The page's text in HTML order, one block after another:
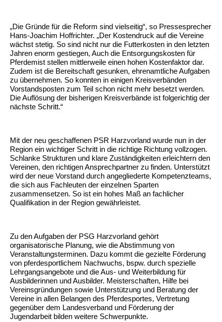
„Die Gründe für die Reform sind vielseitig“, so Pressesprecher
Hans-Joachim Hoffrichter. „Der Kostendruck auf die Vereine
wächst stetig. So sind nicht nur die Futterkosten in den letzten
Jahren enorm gestiegen, Auch die Entsorgungskosten für
Pferdemist stellen mittlerweile einen hohen Kostenfaktor dar.
Zudem ist die Bereitschaft gesunken, ehrenamtliche Aufgaben
zu übernehmen. So konnten in einigen Kreisverbänden
Vorstandsposten zum Teil schon nicht mehr besetzt werden.
Die Auflösung der bisherigen Kreisverbände ist folgerichtig der
nächste Schritt.“
Mit der neu geschaffenen PSR Harzvorland wurde nun in der
Region ein wichtiger Schritt in die richtige Richtung vollzogen.
Schlanke Strukturen und klare Zuständigkeiten erleichtern den
Vereinen, den richtigen Ansprechpartner zu finden. Unterstützt
wird der neue Vorstand durch angegliederte Kompetenzteams,
die sich aus Fachleuten der einzelnen Sparten
zusammensetzen. So ist ein hohes Maß an fachlicher
Qualifikation in der Region gewährleistet.
Zu den Aufgaben der PSG Harzvorland gehört
organisatorische Planung, wie die Abstimmung von
Veranstaltungsterminen. Dazu kommt die gezielte Förderung
von pferdesportlichem Nachwuchs, bspw. durch spezielle
Lehrgangsangebote und die Aus- und Weiterbildung für
Ausbilderinnen und Ausbilder. Meisterschaften, Hilfe bei
Vereinsgründungen sowie Unterstützung und Beratung der
Vereine in allen Belangen des Pferdesportes, Vertretung
gegenüber dem Landesverband und Förderung der
Jugendarbeit bilden weitere Schwerpunkte.